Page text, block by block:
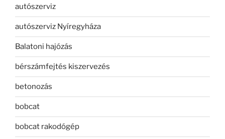
autószerviz
autószerviz Nyíregyháza
Balatoni hajózás
bérszámfejtés kiszervezés
betonozás
bobcat
bobcat rakodógép